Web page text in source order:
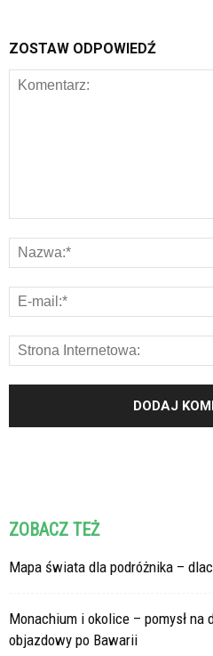
ZOSTAW ODPOWIEDŹ
ZOBACZ TEŻ
Mapa świata dla podróżnika –
Monachium i okolice – pomysł
objazdowy po Bawarii